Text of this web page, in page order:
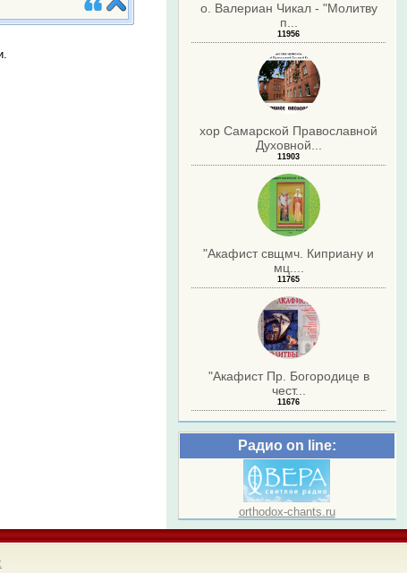
о. Валериан Чикал - "Молитву
п...
11956
хор Самарской Православной
Духовной...
11903
"Акафист свщмч. Киприану и
мц....
11765
"Акафист Пр. Богородице в
чест...
11676
Радио on line:
orthodox-chants.ru